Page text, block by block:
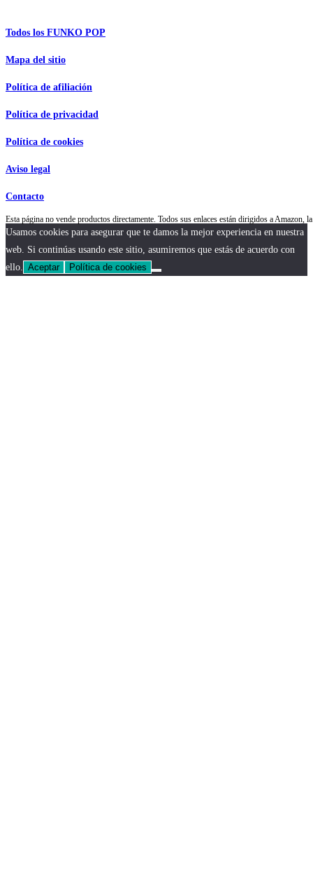
Todos los FUNKO POP
Mapa del sitio
Política de afiliación
Política de privacidad
Política de cookies
Aviso legal
Contacto
Esta página no vende productos directamente. Todos sus enlaces están dirigidos a
Usamos cookies para asegurar que te damos la mejor experiencia en nuestra
web. Si continúas usando este sitio, asumiremos que estás de acuerdo con
ello. Aceptar Política de cookies